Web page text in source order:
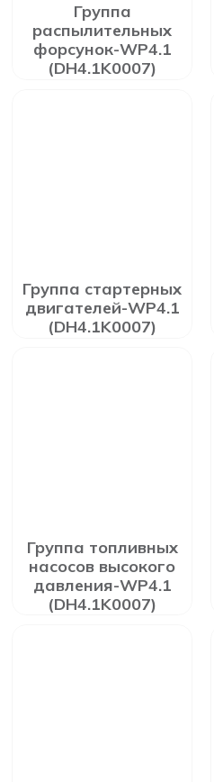
Группа
распылительных
форсунок-WP4.1
(DH4.1K0007)
Группа стартерных
двигателей-WP4.1
(DH4.1K0007)
Группа топливных
насосов высокого
давления-WP4.1
(DH4.1K0007)